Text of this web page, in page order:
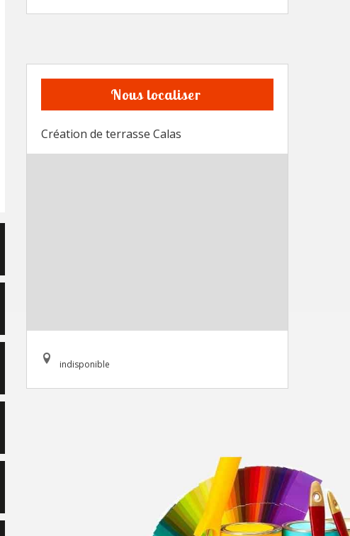
Nous localiser
Création de terrasse Calas
indisponible